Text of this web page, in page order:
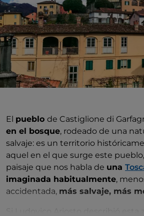
El pueblo de Castiglione di
en el bosque, rodeado de una
salvaje: es un territorio
aquel en el que surge este
paisaje que nos habla de una
imaginada habitualmente,
accidentada, más salvaje, más